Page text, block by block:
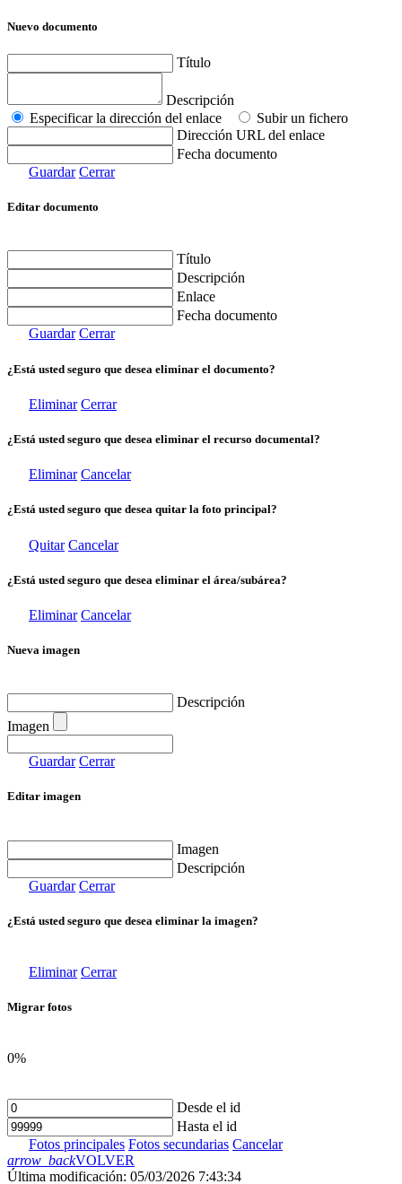
Nuevo documento
Título
Descripción
Especificar la dirección del enlace
Subir un fichero
Dirección URL del enlace
Fecha documento
Guardar Cerrar
Editar documento
Título
Descripción
Enlace
Fecha documento
Guardar Cerrar
¿Está usted seguro que desea eliminar el documento?
Eliminar Cerrar
¿Está usted seguro que desea eliminar el recurso documental?
Eliminar Cancelar
¿Está usted seguro que desea quitar la foto principal?
Quitar Cancelar
¿Está usted seguro que desea eliminar el área/subárea?
Eliminar Cancelar
Nueva imagen
Descripción
Imagen
Guardar Cerrar
Editar imagen
Imagen
Descripción
Guardar Cerrar
¿Está usted seguro que desea eliminar la imagen?
Eliminar Cerrar
Migrar fotos
0%
Desde el id
Hasta el id
Fotos principales Fotos secundarias Cancelar
arrow_backVOLVER
Última modificación: 05/03/2026 7:43:34